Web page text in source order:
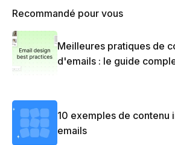
Recommandé pour vous
Meilleures pratiques de
d'emails : le guide
10 exemples de contenu
emails